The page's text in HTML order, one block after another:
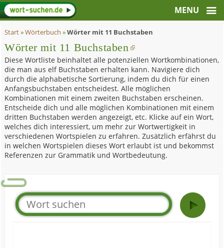
Start»Wörterbuch »Wörter mit 11 Buchstaben
Wörter mit 11 Buchstaben
Diese Wortliste beinhaltet alle potenziellen Wortkombinationen,
die man aus elf Buchstaben erhalten kann. Navigiere dich
durch die alphabetische Sortierung, indem du dich für einen
Anfangsbuchstaben entscheidest. Alle möglichen
Kombinationen mit einem zweiten Buchstaben erscheinen.
Entscheide dich und alle möglichen Kombinationen mit einem
dritten Buchstaben werden angezeigt, etc. Klicke auf ein Wort,
welches dich interessiert, um mehr zur Wortwertigkeit in
verschiedenen Wortspielen zu erfahren. Zusätzlich erfährst du
in welchen Wortspielen dieses Wort erlaubt ist und bekommst
Referenzen zur Grammatik und Wortbedeutung.